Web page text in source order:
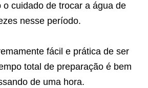
o cuidado de trocar a água de
nesse período.
fácil e prática de ser
total de preparação é bem
de uma hora.